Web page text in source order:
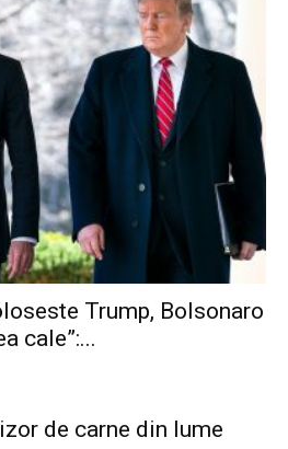
Trump, Bolsonaro
cale”:...
de carne din lume